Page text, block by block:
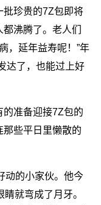
批珍贵的7Z包即将
沸腾了。老人们
，延年益寿呢！”年
达了，也能过上好
准备迎接7Z包的
那些平日里懒散的
动的小家伙。他今
就弯成了月牙。